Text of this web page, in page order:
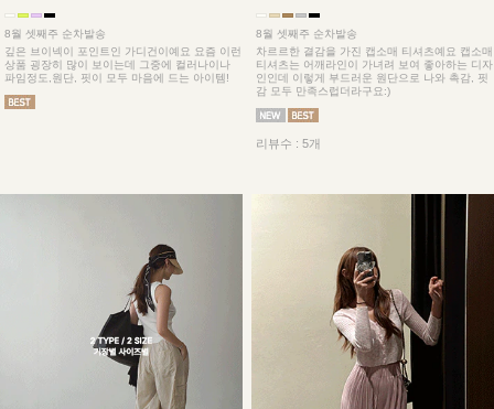
8월 셋째주 순차발송
깊은 브이넥이 포인트인 가디건이예요 요즘 이런
상품 굉장히 많이 보이는데 그중에 컬러나이나
파임정도,원단, 핏이 모두 마음에 드는 아이템!
8월 셋째주 순차발송
차르르한 결감을 가진 캡소매 티셔츠예요 캡소매
티셔츠는 어깨라인이 가녀려 보여 좋아하는 디자
인인데 이렇게 부드러운 원단으로 나와 촉감, 핏
감 모두 만족스럽더라구요:)
리뷰수 : 5개